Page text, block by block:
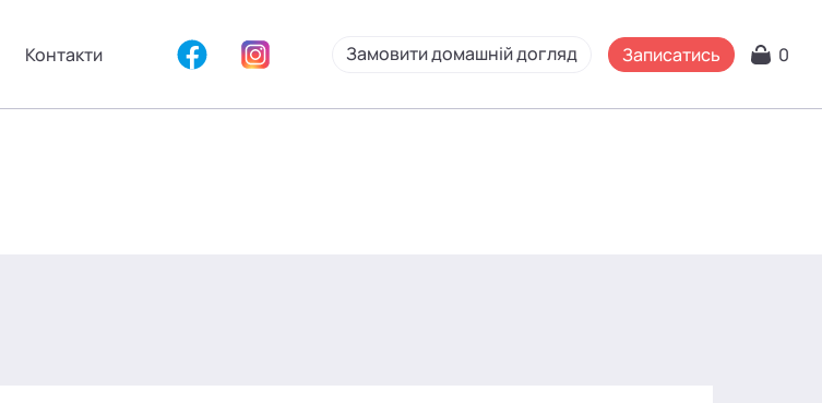
Контакти Замовити домашній догляд Записатись 0